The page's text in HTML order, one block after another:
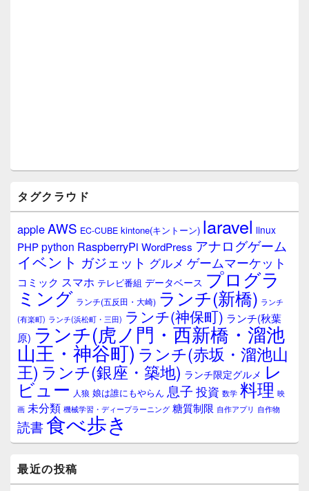
タグクラウド
appleAWS EC-CUBE kintone(キントーン) laravel linux
PHPpython RaspberryPi WordPress アナログゲーム
イベント ガジェット グルメ ゲームマーケット
コミック スマホ テレビ番組 データベース プログラ
ミング ランチ(五反田・大崎) ランチ(新橋) ランチ
(有楽町) ランチ(浜松町・三田) ランチ(神保町) ランチ(秋葉
原) ランチ(虎ノ門・西新橋・溜池
山王・神谷町) ランチ(赤坂・溜池山
王) ランチ(銀座・築地) ランチ限定グルメ レ
ビュー 人狼 娘は誰にもやらん 息子 投資 数学 料理 映
画 未分類 機械学習・ディープラーニング 糖質制限 自作アプリ 自作物
読書食べ歩き
最近の投稿